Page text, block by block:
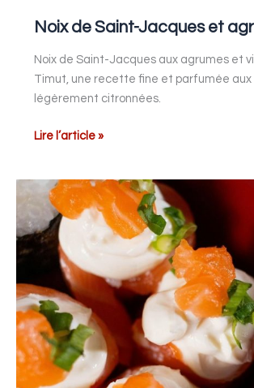
Noix de Saint-Jacques et
Noix de Saint-Jacques aux agrumes et
Timut, une recette fine et parfumée
légèrement citronnées.
Lire l’article »
Amuse-
bouche
saumon
et
fromage
frais